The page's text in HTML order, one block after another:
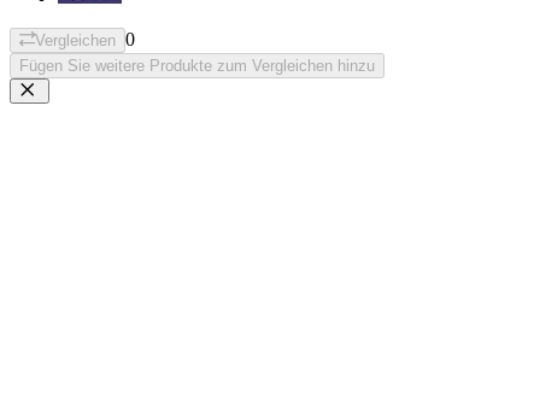
Vergleichen 0
Fügen Sie weitere Produkte zum Vergleichen hinzu